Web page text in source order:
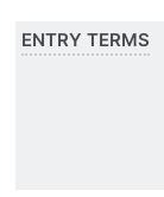
ENTRY TERMS